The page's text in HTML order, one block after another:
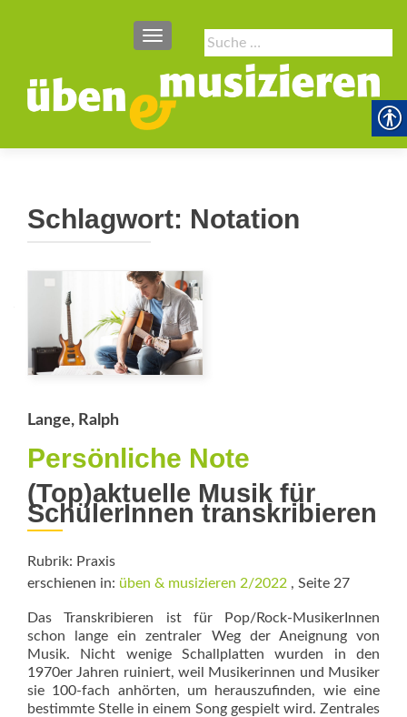
Suche
nach:
SCHALTE NAVIGATION
Schlagwort: Notation
Lange, Ralph
Persönliche Note
(Top)aktuelle Musik für
SchülerInnen transkribieren
Rubrik: Praxis
erschienen in: üben & musizieren 2/2022 , Seite 27
Das Transkribieren ist für Pop/Rock-MusikerInnen
schon lange ein zentraler Weg der Aneignung von
Musik. Nicht wenige Schallplatten wurden in den
1970er Jahren ruiniert, weil Musikerinnen und Musiker
sie 100-fach anhörten, um herauszufinden, wie eine
bestimmte Stelle in einem Song gespielt wird. Zentrales